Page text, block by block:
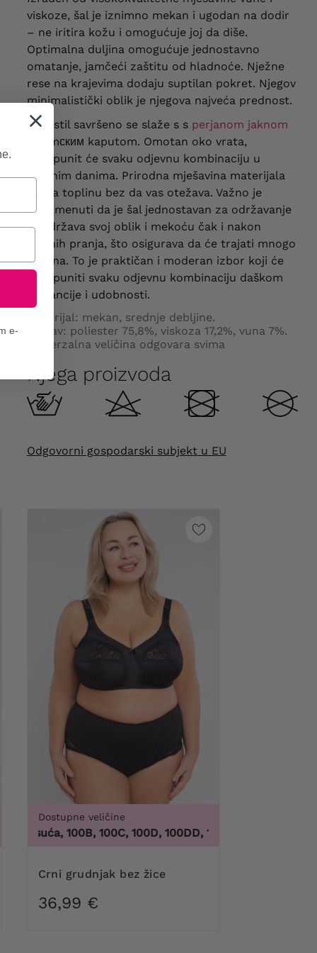
viskoze, šal je iznimno mekan i ugodan na dodir
– ne iritira kožu i omogućuje joj da diše.
Optimalna duljina omogućuje jednostavno
omatanje, jamčeći zaštitu od hladnoće. Nježne
rese na krajevima dodaju suptilan pokret. Njegov
minimalistički oblik je njegova najveća prednost.
Ovaj stil savršeno se slaže s s perjanom jaknom
ili zimским kaputom. Omotan oko vrata,
upotpunit će svaku odjevnu kombinaciju u
hladnim danima. Prirodna mješavina materijala
pruža toplinu bez da vas otežava. Važno je
napomenuti da je šal jednostavan za održavanje
- zadržava svoj oblik i mekoću čak i nakon
brojnih pranja, što osigurava da će trajati mnogo
sezona. To je praktičan i moderan izbor koji će
upotpuniti svaku odjevnu kombinaciju daškom
elegancije i udobnosti.
Materijal: mekan, srednje debljine.
Sastav: poliester 75,8%, viskoza 17,2%, vuna 7%.
Univerzalna veličina odgovara svima
Njega proizvoda
Odgovorni gospodarski subjekt u EU
5XL, 6XL, 7XL, 8XL, 9XL
Dostupne veličine
100 tisuća, 100B, 100C, 100D, 100DD, 100F, 100G, 100H,
Crni grudnjak bez žice
36,99 €
e-